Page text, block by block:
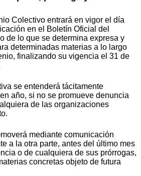
Colectivo entrará en vigor el día
en el Boletín Oficial del
de lo que se determina expresa y
determinadas materias a lo largo
finalizando su vigencia el 31 de
se entenderá tácitamente
año, si no se promueve denuncia
de las organizaciones
mediante comunicación
a la otra parte, antes del último mes
o de cualquiera de sus prórrogas,
concretas objeto de futura